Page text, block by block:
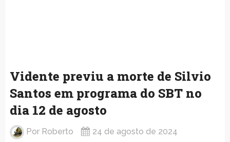
Vidente previu a morte de Silvio
Santos em programa do SBT no
dia 12 de agosto
Por Roberto 24 de agosto de 2024